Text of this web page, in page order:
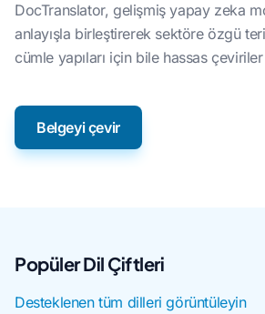
DocTranslator, gelişmiş yapay zeka
anlayışla birleştirerek sektöre özgü
cümle yapıları için bile hassas
Belgeyi çevir
Popüler Dil Çiftleri
Desteklenen tüm dilleri görüntüleyin